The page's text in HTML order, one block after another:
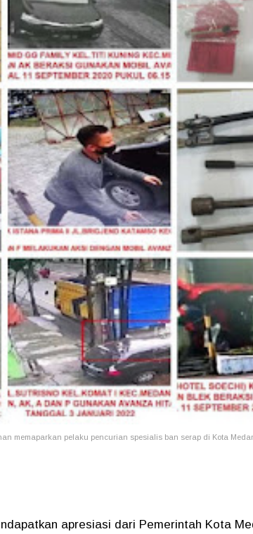
memaparkan pelaku pencurian spesialis ban serap di Kota
apresiasi dari Pemerintah Kota